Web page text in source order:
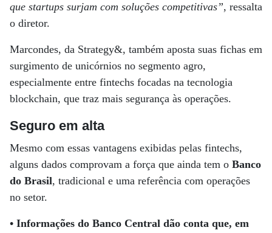
que startups surjam com soluções competitivas”, ressalta
o diretor.
Marcondes, da Strategy&, também aposta suas fichas em
surgimento de unicórnios no segmento agro,
especialmente entre fintechs focadas na tecnologia
blockchain, que traz mais segurança às operações.
Seguro em alta
Mesmo com essas vantagens exibidas pelas fintechs,
alguns dados comprovam a força que ainda tem o Banco
do Brasil, tradicional e uma referência com operações
no setor.
• Informações do Banco Central dão conta que, em